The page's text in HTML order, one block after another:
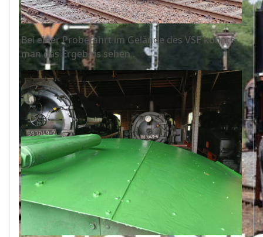
Bei einer Probefahrt im Gelände des VSE konnte
man das Ergebnis sehen .